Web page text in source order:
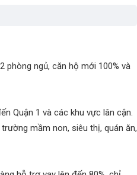
phòng ngủ, căn hộ mới 100% và
Quận 1 và các khu vực lân cận.
mầm non, siêu thị, quán ăn,